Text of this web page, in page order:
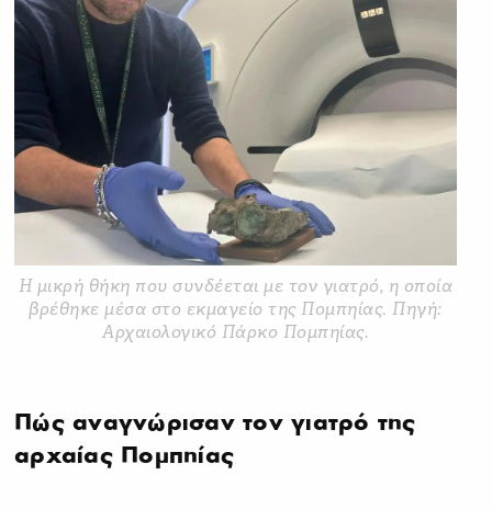
Η μικρή θήκη που συνδέεται με τον γιατρό, η οποία
βρέθηκε μέσα στο εκμαγείο της Πομπηίας. Πηγή:
Αρχαιολογικό Πάρκο Πομπηίας.
Πώς αναγνώρισαν τον γιατρό της
αρχαίας Πομπηίας